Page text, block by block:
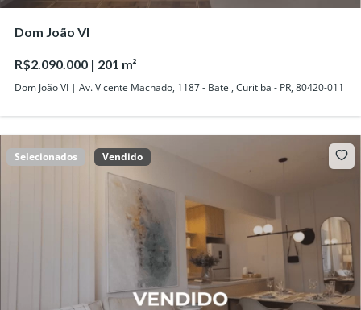
Dom João VI
R$2.090.000 | 201 m²
Dom João VI | Av. Vicente Machado, 1187 - Batel, Curitiba - PR, 80420-011
Selecionados Vendido